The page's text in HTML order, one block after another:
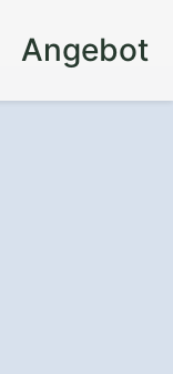
Angebot